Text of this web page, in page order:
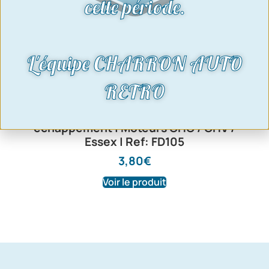
échappement | Moteurs OHC / OHV /
Essex | Ref: FD105
3,80€
Voir le produit
cette période.
L'équipe CHARRON AUTO
RETRO